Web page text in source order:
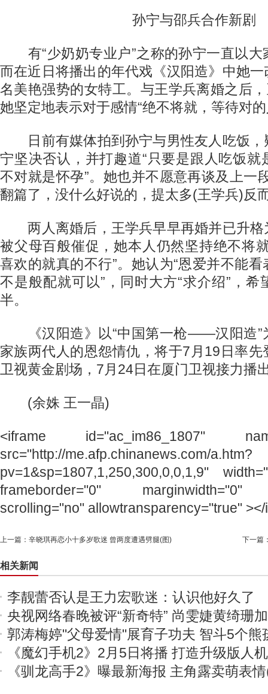
孙宁与邵兵合作新剧
有“少奶奶专业户”之称的孙宁一直以大
而在近日将播出的年代戏《汉阳造》中她
名美艳强势的女特工。与王学兵离婚之后
她坚定地表示对于感情“绝不将就，等待对的
日前有媒体拍到孙宁与男性友人吃饭，
宁坚决否认，并打趣道“只要是跟人吃饭就
不对就是怀孕”。她也并不愿意再谈及上一
翻篇了，没什么好说的，提太多(王学兵)反
两人离婚后，王学兵早早再婚并已升格
被父母百般催促，她本人仍然坚持绝不将
喜欢的就真的不行”。她认为“恩爱并不能
不是般配就可以”，同时大方“求介绍”，
半。
《汉阳造》以“中国第一枪——汉阳造”
家族两代人的恩怨情仇，将于7月19日率
卫视黄金剧场，7月24日在厦门卫视接力播
(余姝 王一晶)
<iframe id="ac_im86_1807"
src="http://me.afp.chinanews.com/a.htm?
pv=1&sp=1807,1,250,300,0,0,1,9"
frameborder="0" marginwidth="0"
scrolling="no" allowtransparency="true"
上一篇： 辛晓琪再恋小十多岁歌迷 曾两度遭遇劈腿(图) 下一篇
相关新闻
李靓蕾否认是王力宏歌迷：认识他好久了
央视网络春晚被评“新奇特” 尚雯婕黄绮珊
郭涛梅婷"父母爱情"展育子功夫 智斗5个熊
《魔幻手机2》2月5日将播 打造升级版人
《驯龙高手2》曝最新海报 主角露卖萌表